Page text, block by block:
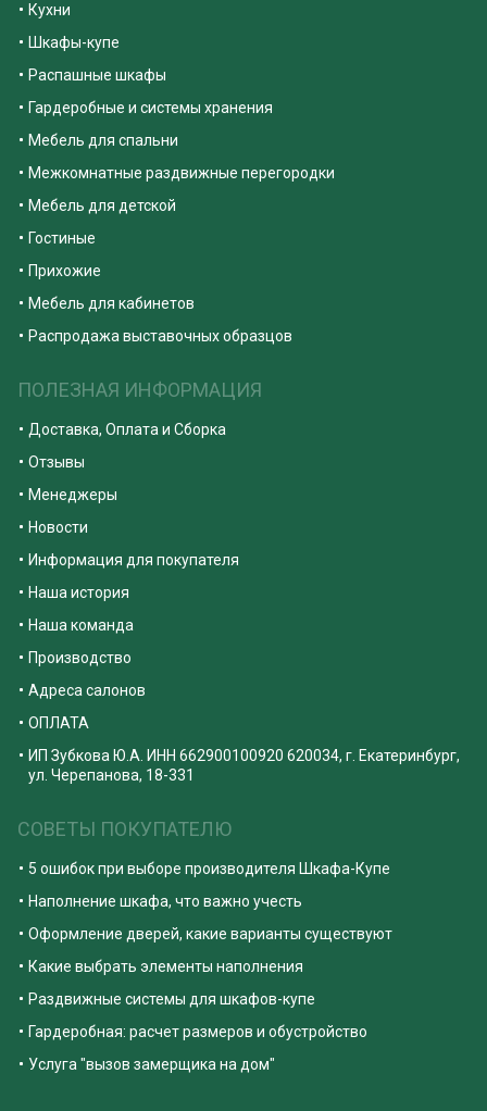
Кухни
Шкафы-купе
Распашные шкафы
Гардеробные и системы хранения
Мебель для спальни
Межкомнатные раздвижные перегородки
Мебель для детской
Гостиные
Прихожие
Мебель для кабинетов
Распродажа выставочных образцов
ПОЛЕЗНАЯ ИНФОРМАЦИЯ
Доставка, Оплата и Сборка
Отзывы
Менеджеры
Новости
Информация для покупателя
Наша история
Наша команда
Производство
Адреса салонов
ОПЛАТА
ИП Зубкова Ю.А. ИНН 662900100920 620034, г. Екатеринбург,
ул. Черепанова, 18-331
СОВЕТЫ ПОКУПАТЕЛЮ
5 ошибок при выборе производителя Шкафа-Купе
Наполнение шкафа, что важно учесть
Оформление дверей, какие варианты существуют
Какие выбрать элементы наполнения
Раздвижные системы для шкафов-купе
Гардеробная: расчет размеров и обустройство
Услуга "вызов замерщика на дом"